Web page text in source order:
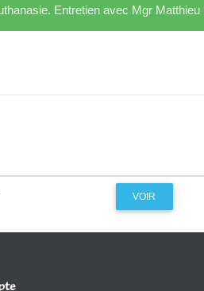
Entretien avec Mgr Matthieu
VOIR